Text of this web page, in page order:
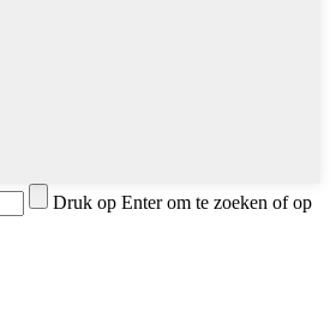
Druk op Enter om te zoeken of op